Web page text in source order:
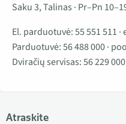
Saku 3, Talinas · Pr–Pn
El. parduotuvė:55 551 511 ·
Parduotuvė:56 488 000·
Dviračių servisas:56 229 000
Atraskite